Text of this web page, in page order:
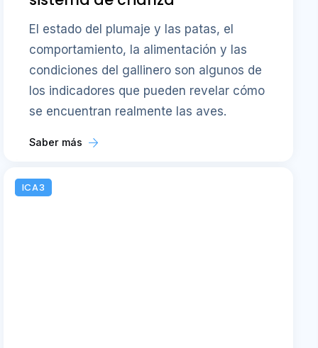
El estado del plumaje y las patas, el
comportamiento, la alimentación y las
condiciones del gallinero son algunos de
los indicadores que pueden revelar cómo
se encuentran realmente las aves.
Saber más
ICA3